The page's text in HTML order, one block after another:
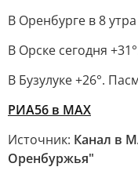
В Оренбурге в 8
В Орске сегодня
В Бузулуке +26°.
РИА56 в МАХ
Источник: Канал в
Оренбуржья"